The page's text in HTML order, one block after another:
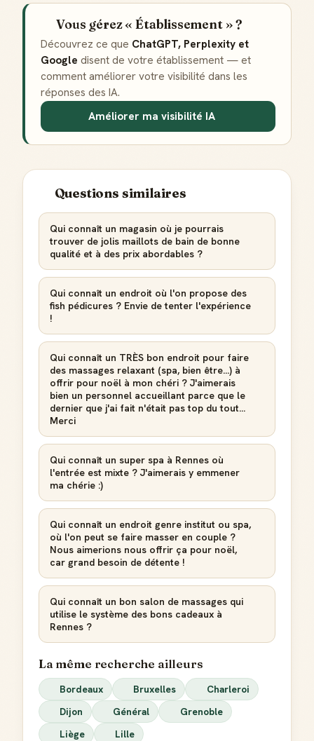
Vous gérez « Établissement » ?
Découvrez ce que ChatGPT, Perplexity et
Google disent de votre établissement — et
comment améliorer votre visibilité dans les
réponses des IA.
Améliorer ma visibilité IA
Questions similaires
Qui connaît un magasin où je pourrais
trouver de jolis maillots de bain de bonne
qualité et à des prix abordables ?
Qui connaît un endroit où l'on propose des
fish pédicures ? Envie de tenter l'expérience
!
Qui connaît un TRÈS bon endroit pour faire
des massages relaxant (spa, bien être...) à
offrir pour noël à mon chéri ? J'aimerais
bien un personnel accueillant parce que le
dernier que j'ai fait n'était pas top du tout...
Merci
Qui connaît un super spa à Rennes où
l'entrée est mixte ? J'aimerais y emmener
ma chérie :)
Qui connaît un endroit genre institut ou spa,
où l'on peut se faire masser en couple ?
Nous aimerions nous offrir ça pour noël,
car grand besoin de détente !
Qui connaît un bon salon de massages qui
utilise le système des bons cadeaux à
Rennes ?
La même recherche ailleurs
Bordeaux Bruxelles
Charleroi
Dijon
Général
Grenoble
Liège
Lille
Badge Guide Local
Ton statut affiché sur toutes tes contributions
Score de réputation
Gagne des points à chaque contribution utile
Reconnaissance locale
Deviens une référence dans ta ville
Notifications
Créer mon compte Guide